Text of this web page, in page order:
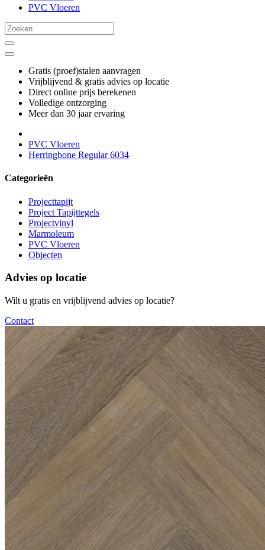
PVC Vloeren
Gratis (proef)stalen aanvragen
Vrijblijvend & gratis advies op locatie
Direct online prijs berekenen
Volledige ontzorging
Meer dan 30 jaar ervaring
PVC Vloeren
Herringbone Regular 6034
Categorieën
Projecttapijt
Project Tapijttegels
Projectvinyl
Marmoleum
PVC Vloeren
Objecten
Advies op locatie
Wilt u gratis en vrijblijvend advies op locatie?
Contact